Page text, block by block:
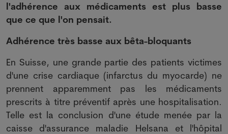
l'adhérence aux médicaments est plus basse
que ce que l'on pensait.
Adhérence très basse aux bêta-bloquants
En Suisse, une grande partie des patients victimes
d'une crise cardiaque (infarctus du myocarde) ne
prennent apparemment pas les médicaments
prescrits à titre préventif après une hospitalisation.
Telle est la conclusion d'une étude menée par la
caisse d'assurance maladie Helsana et l'hôpital